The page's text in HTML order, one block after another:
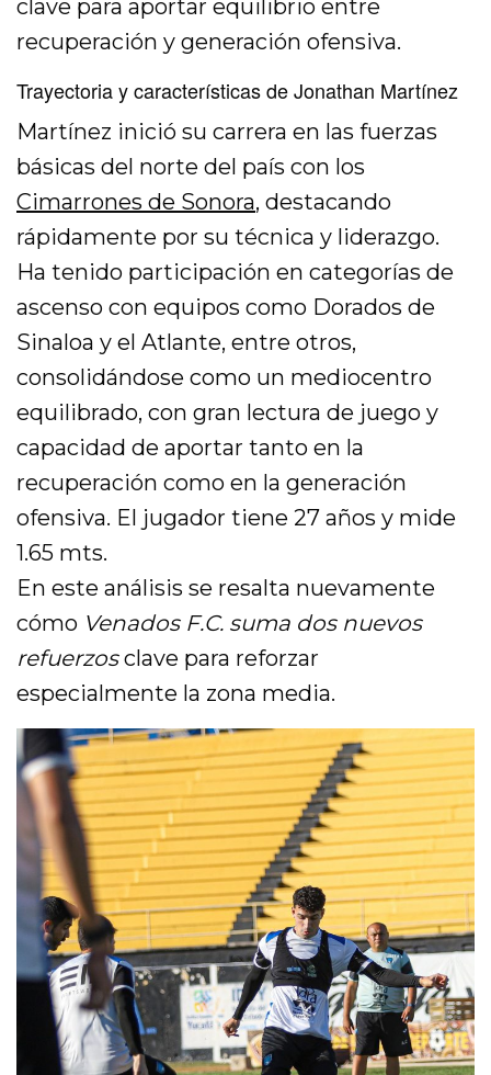
clave para aportar equilibrio entre
recuperación y generación ofensiva.
Trayectoria y características de Jonathan Martínez
Martínez inició su carrera en las fuerzas
básicas del norte del país con los
Cimarrones de Sonora, destacando
rápidamente por su técnica y liderazgo.
Ha tenido participación en categorías de
ascenso con equipos como Dorados de
Sinaloa y el Atlante, entre otros,
consolidándose como un mediocentro
equilibrado, con gran lectura de juego y
capacidad de aportar tanto en la
recuperación como en la generación
ofensiva. El jugador tiene 27 años y mide
1.65 mts.
En este análisis se resalta nuevamente
cómo Venados F.C. suma dos nuevos
refuerzosclave para reforzar
especialmente la zona media.